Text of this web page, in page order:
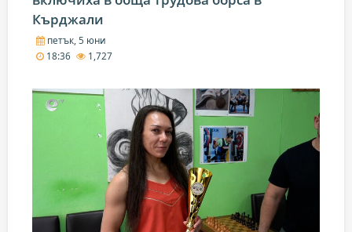
Кърджали
петък, 5 юни
18:36
1,727